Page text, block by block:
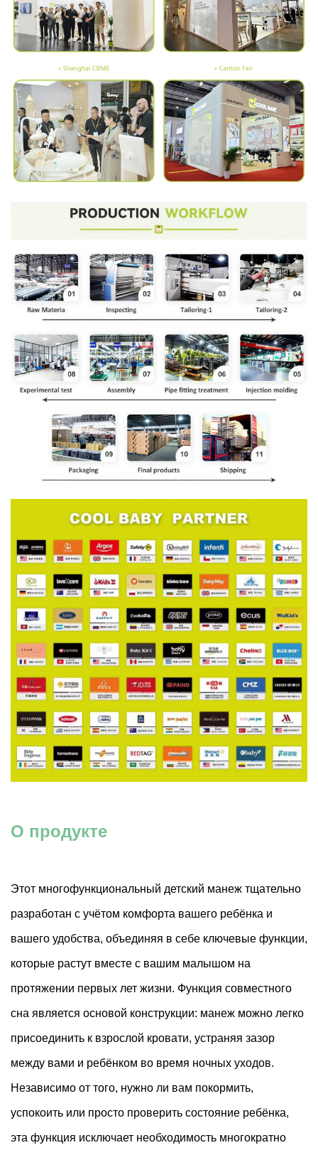
О продукте
Этот многофункциональный детский манеж тщательно
разработан с учётом комфорта вашего ребёнка и
вашего удобства, объединяя в себе ключевые функции,
которые растут вместе с вашим малышом на
протяжении первых лет жизни. Функция совместного
сна является основой конструкции: манеж можно легко
присоединить к взрослой кровати, устраняя зазор
между вами и ребёнком во время ночных уходов.
Независимо от того, нужно ли вам покормить,
успокоить или просто проверить состояние ребёнка,
эта функция исключает необходимость многократно